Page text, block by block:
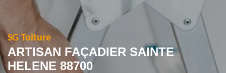
SG Toiture
ARTISAN FAÇADIER SAINTE
HELENE 88700